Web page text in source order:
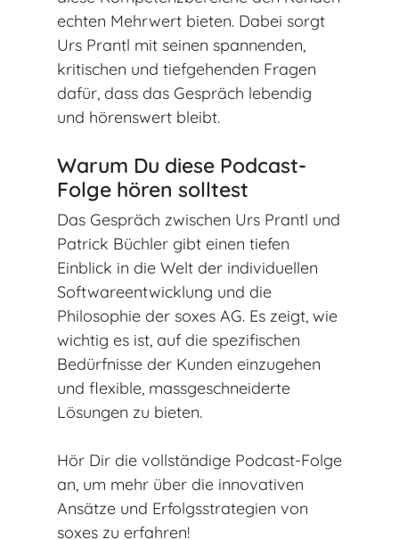
echten Mehrwert bieten. Dabei sorgt
Urs Prantl mit seinen spannenden,
kritischen und tiefgehenden Fragen
dafür, dass das Gespräch lebendig
und hörenswert bleibt.
Warum Du diese Podcast-
Folge hören solltest
Das Gespräch zwischen Urs Prantl und
Patrick Büchler gibt einen tiefen
Einblick in die Welt der individuellen
Softwareentwicklung und die
Philosophie der soxes AG. Es zeigt, wie
wichtig es ist, auf die spezifischen
Bedürfnisse der Kunden einzugehen
und flexible, massgeschneiderte
Lösungen zu bieten.
Hör Dir die vollständige Podcast-Folge
an, um mehr über die innovativen
Ansätze und Erfolgsstrategien von
soxes zu erfahren!